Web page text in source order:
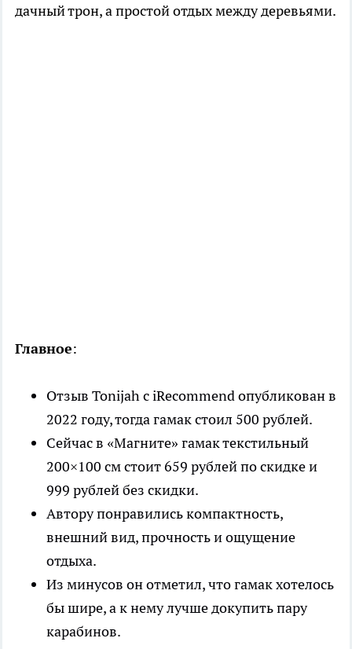
дачный трон, а простой отдых между деревьями.
Главное:
Отзыв Tonijah с iRecommend опубликован в
2022 году, тогда гамак стоил 500 рублей.
Сейчас в «Магните» гамак текстильный
200×100 см стоит 659 рублей по скидке и
999 рублей без скидки.
Автору понравились компактность,
внешний вид, прочность и ощущение
отдыха.
Из минусов он отметил, что гамак хотелось
бы шире, а к нему лучше докупить пару
карабинов.